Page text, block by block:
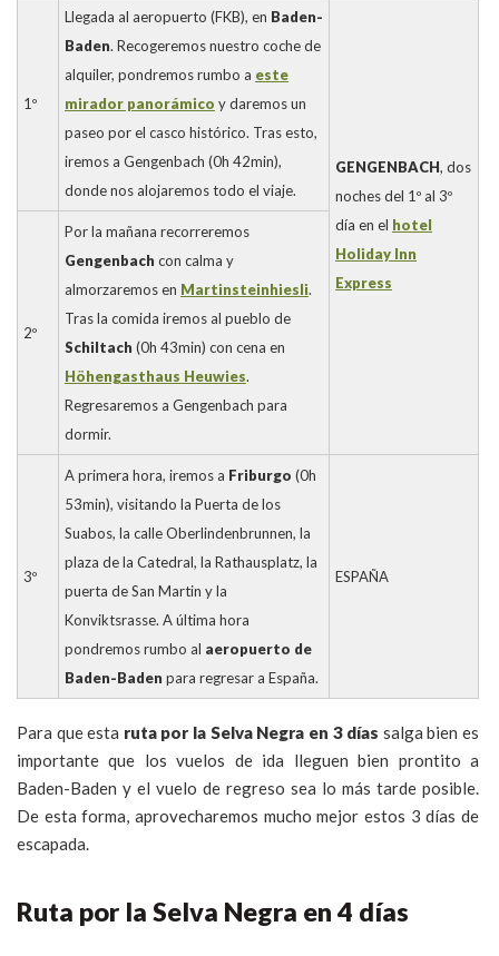
1º
Llegada al aeropuerto (FKB), en Baden-
Baden. Recogeremos nuestro coche de
alquiler, pondremos rumbo a este
mirador panorámico y daremos un
paseo por el casco histórico. Tras esto,
iremos a Gengenbach (0h 42min),
donde nos alojaremos todo el viaje.
GENGENBACH, dos
noches del 1º al 3º
día en el hotel
Holiday Inn
Express
2º
Por la mañana recorreremos
Gengenbach con calma y
almorzaremos en Martinsteinhiesli.
Tras la comida iremos al pueblo de
Schiltach (0h 43min) con cena en
Höhengasthaus Heuwies.
Regresaremos a Gengenbach para
dormir.
3º
A primera hora, iremos a Friburgo (0h
53min), visitando la Puerta de los
Suabos, la calle Oberlindenbrunnen, la
plaza de la Catedral, la Rathausplatz, la
puerta de San Martin y la
Konviktsrasse. A última hora
pondremos rumbo al aeropuerto de
Baden-Baden para regresar a España.
ESPAÑA
Para que esta ruta por la Selva Negra en 3 días salga bien es
importante que los vuelos de ida lleguen bien prontito a
Baden-Baden y el vuelo de regreso sea lo más tarde posible.
De esta forma, aprovecharemos mucho mejor estos 3 días de
escapada.
Ruta por la Selva Negra en 4 días